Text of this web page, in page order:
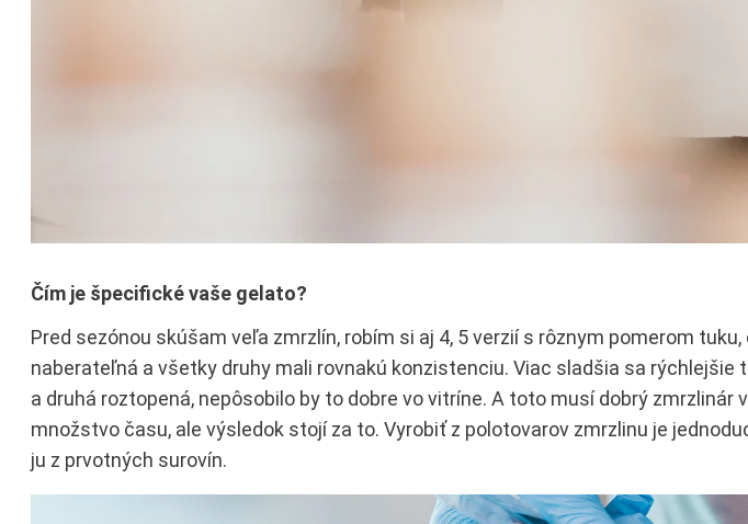
Čím je špecifické vaše gelato?
Pred sezónou skúšam veľa zmrzlín, robím si aj 4, 5 verzií s rôznym pomerom
naberateľná a všetky druhy mali rovnakú konzistenciu. Viac sladšia sa rýchlejšie
a druhá roztopená, nepôsobilo by to dobre vo vitríne. A toto musí dobrý zmrzlinár
množstvo času, ale výsledok stojí za to. Vyrobiť z polotovarov zmrzlinu je
ju z prvotných surovín.